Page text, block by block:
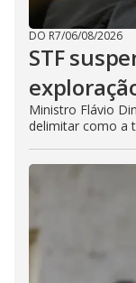
DO R7/06/08/2026
STF
Ministro Flávio
delimitar como a